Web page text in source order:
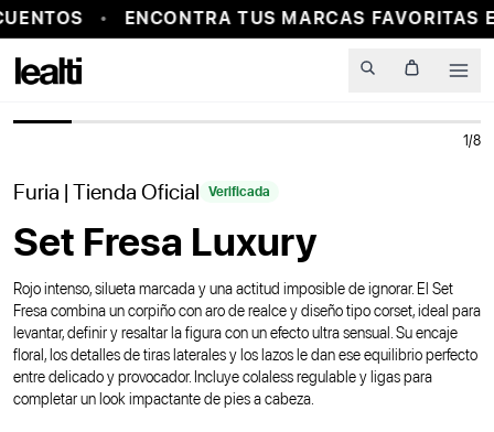
ENCONTRA TUS MARCAS FAVORITAS
1/8
Furia | Tienda Oficial Verificada
Set Fresa Luxury
Rojo intenso, silueta marcada y una actitud imposible de ignorar. El Set
Fresa combina un corpiño con aro de realce y diseño tipo corset, ideal para
levantar, definir y resaltar la figura con un efecto ultra sensual. Su encaje
floral, los detalles de tiras laterales y los lazos le dan ese equilibrio perfecto
entre delicado y provocador. Incluye colaless regulable y ligas para
completar un look impactante de pies a cabeza.